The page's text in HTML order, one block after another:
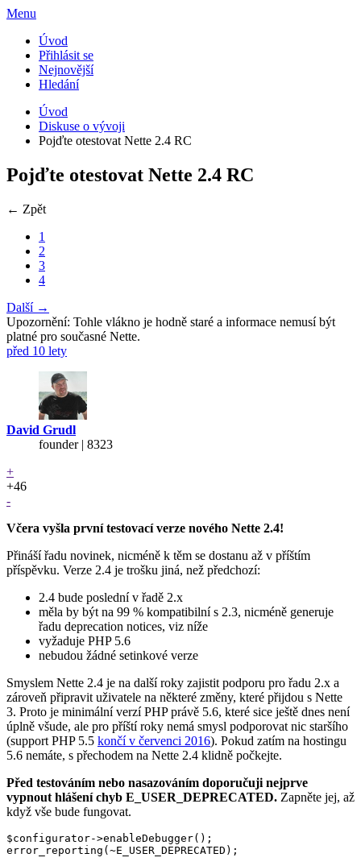
Menu
Úvod
Přihlásit se
Nejnovější
Hledání
Úvod
Diskuse o vývoji
Pojďte otestovat Nette 2.4 RC
Pojďte otestovat Nette 2.4 RC
← Zpět
1
2
3
4
Další →
Upozornění: Tohle vlákno je hodně staré a informace nemusí být
platné pro současné Nette.
před 10 lety
David Grudl
founder | 8323
+
+46
-
Včera vyšla první testovací verze nového Nette 2.4!
Přináší řadu novinek, nicméně k těm se dostanu až v příštím
příspěvku. Verze 2.4 je trošku jiná, než předchozí:
2.4 bude poslední v řadě 2.x
měla by být na 99 % kompatibilní s 2.3, nicméně generuje
řadu deprecation notices, viz níže
vyžaduje PHP 5.6
nebudou žádné setinkové verze
Smyslem Nette 2.4 je na další roky zajistit podporu pro řadu 2.x a
zároveň připravit uživatele na některé změny, které přijdou s Nette
3. Proto je minimální verzí PHP právě 5.6, které sice ještě dnes není
úplně všude, ale pro příští roky nemá smysl podporovat nic staršího
(support PHP 5.5 končí v červenci 2016). Pokud zatím na hostingu
5.6 nemáte, s přechodem na Nette 2.4 klidně počkejte.
Před testováním nebo nasazováním doporučuji nejprve
vypnout hlášení chyb E_USER_DEPRECATED. Zapněte jej, až
když vše bude fungovat.
$configurator->enableDebugger();